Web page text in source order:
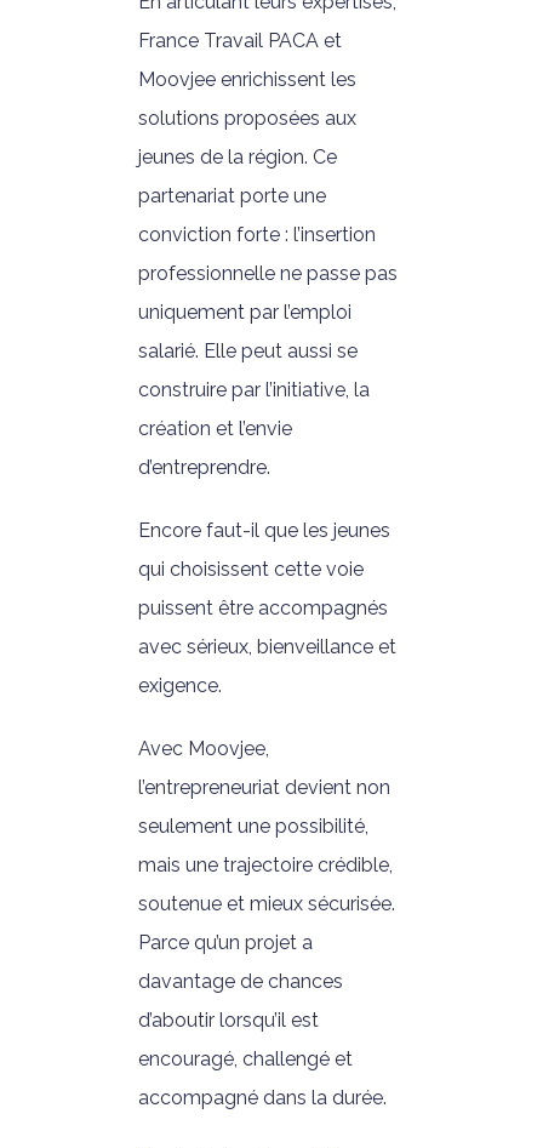
France Travail PACA et
Moovjee enrichissent les
solutions proposées aux
jeunes de la région. Ce
partenariat porte une
conviction forte : l’insertion
professionnelle ne passe pas
uniquement par l’emploi
salarié. Elle peut aussi se
construire par l’initiative, la
création et l’envie
d’entreprendre.
Encore faut-il que les jeunes
qui choisissent cette voie
puissent être accompagnés
avec sérieux, bienveillance et
exigence.
Avec Moovjee,
l’entrepreneuriat devient non
seulement une possibilité,
mais une trajectoire crédible,
soutenue et mieux sécurisée.
Parce qu’un projet a
davantage de chances
d’aboutir lorsqu’il est
encouragé, challengé et
accompagné dans la durée.